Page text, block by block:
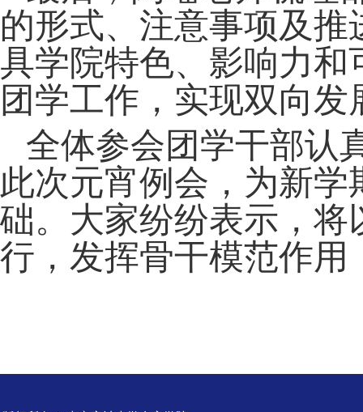
的形式、注意事项及
具学院特色、影响力和
团学工作，实现双向发
全体参会团学干部认
此次元宵例会 ， 为新学
础。大家纷纷表示，
行，发挥骨干模范作